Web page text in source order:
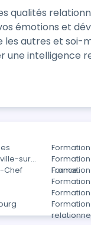
qualités
émotions et
les autres et
une intelligence
sur-
France
Chef